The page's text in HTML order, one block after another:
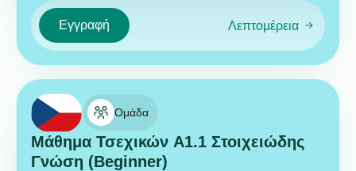
Εγγραφή Λεπτομέρεια
Ομάδα
Μάθημα Τσεχικών A1.1 Στοιχειώδης
Γνώση (Beginner)